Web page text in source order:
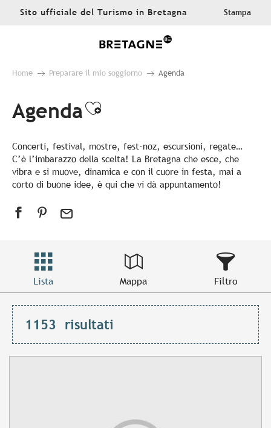
AllerSito ufficiale del Turismo in Bretagna Stampa
Home Preparare il mio soggiorno Agenda
AgendaAjouter aux favoris
Concerti, festival, mostre, fest-noz, escursioni, regate…
C’è l’imbarazzo della scelta! La Bretagna che esce, che
vibra e si muove, dinamica e con il cuore in festa, mai a
corto di buone idee, è qui che vi dà appuntamento!
Lista Mappa Filtro
1153 risultati